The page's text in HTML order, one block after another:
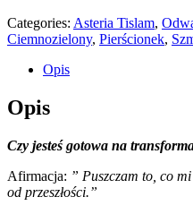
Categories: Asteria Tislam,
Ciemnozielony, Pierścionek,
Opis
Opis
Czy jesteś gotowa na
Afirmacja: ” Puszczam to, co
od przeszłości.”